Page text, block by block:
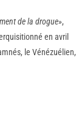
de la drogue»,
en avril
le Vénézuélien,